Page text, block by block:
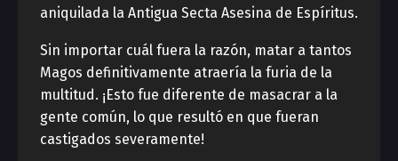
aniquilada la Antigua Secta Asesina de Espíritus.
Sin importar cuál fuera la razón, matar a tantos
Magos definitivamente atraería la furia de la
multitud. ¡Esto fue diferente de masacrar a la
gente común, lo que resultó en que fueran
castigados severamente!